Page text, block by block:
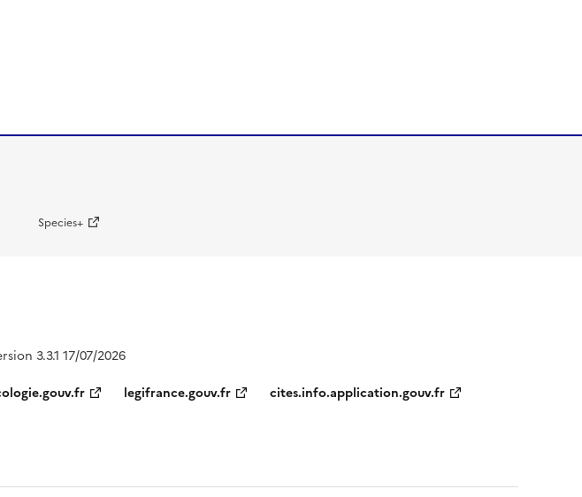
Species+
3.3.1 17/07/2026
legifrance.gouv.fr cites.info.application.gouv.fr